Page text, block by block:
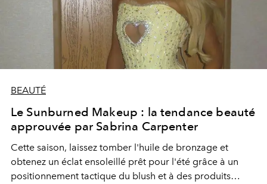
BEAUTÉ
Le Sunburned Makeup : la tendance beauté
approuvée par Sabrina Carpenter
Cette saison, laissez tomber l'huile de bronzage et
obtenez un éclat ensoleillé prêt pour l'été grâce à un
positionnement tactique du blush et à des produits